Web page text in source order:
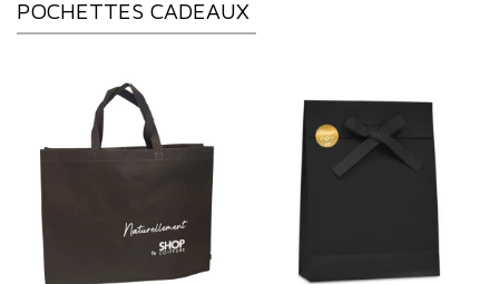
POCHETTES CADEAUX